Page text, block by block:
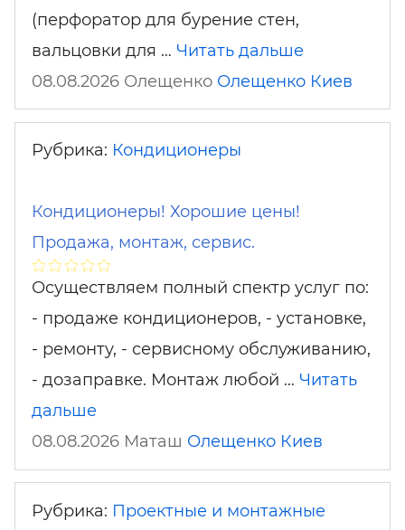
(перфоратор для бурение стен,
вальцовки для … Читать дальше
08.08.2026 Олещенко Олещенко Киев
Рубрика: Кондиционеры
Кондиционеры! Хорошие цены!
Продажа, монтаж, сервис.
Осуществляем полный спектр услуг по:
- продаже кондиционеров, - установке,
- ремонту, - сервисному обслуживанию,
- дозаправке. Монтаж любой … Читать
дальше
08.08.2026 Маташ Олещенко Киев
Рубрика: Проектные и монтажные